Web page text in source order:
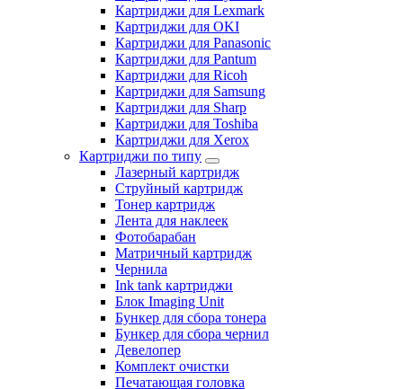
Картриджи для Lexmark
Картриджи для OKI
Картриджи для Panasonic
Картриджи для Pantum
Картриджи для Ricoh
Картриджи для Samsung
Картриджи для Sharp
Картриджи для Toshiba
Картриджи для Xerox
Картриджи по типу
Лазерный картридж
Струйный картридж
Тонер картридж
Лента для наклеек
Фотобарабан
Матричный картридж
Чернила
Ink tank картриджи
Блок Imaging Unit
Бункер для сбора тонера
Бункер для сбора чернил
Девелопер
Комплект очистки
Печатающая головка